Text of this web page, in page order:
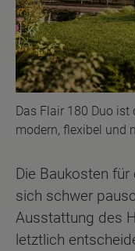
Das Flair 180 Duo
modern, flexibel und
Die Baukosten
sich schwer
Ausstattung des
letztlich